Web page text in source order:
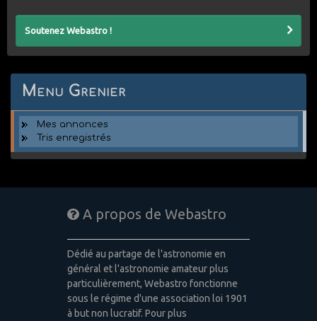
Soutenez Webastro !
Menu Grenier
Mes annonces
Tris enregistrés
A propos de Webastro
Dédié au partage de l'astronomie en
général et l'astronomie amateur plus
particulièrement, Webastro fonctionne
sous le régime d'une association loi 1901
à but non lucratif. Pour plus